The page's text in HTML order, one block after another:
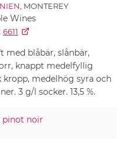
, MONTEREY
Wines
6611
med blåbär, slånbär,
knappt medelfyllig
kropp, medelhög syra och
3 g/l socker. 13,5 %.
pinot noir